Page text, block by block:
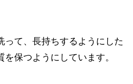
って、長持ちするようにした
保つようにしています。